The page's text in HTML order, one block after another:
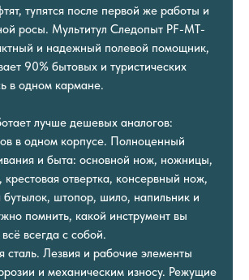
тупятся после первой же работы и
росы. Мультитул Следопыт PF-MT-
и надежный полевой помощник,
90% бытовых и туристических
в одном кармане.
лучше дешевых аналогов:
в одном корпусе. Полноценный
и быта: основной нож, ножницы,
крестовая отвертка, консервный нож,
бутылок, штопор, шило, напильник и
помнить, какой инструмент вы
всегда с собой.
Лезвия и рабочие элементы
и механическим износу. Режущие